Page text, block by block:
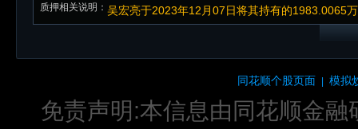
质押相关说明： 吴宏亮于2023年12月07日将其持有的1983.0065
同花顺个股页面 模拟
免责声明:本信息由同花顺金